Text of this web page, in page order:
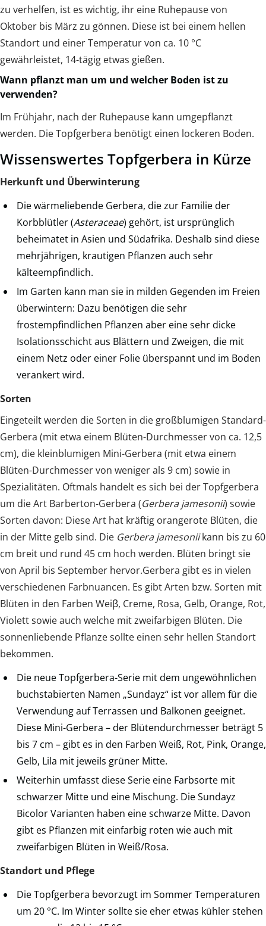
zu verhelfen, ist es wichtig, ihr eine Ruhepause von
Oktober bis März zu gönnen. Diese ist bei einem hellen
Standort und einer Temperatur von ca. 10 °C
gewährleistet, 14-tägig etwas gießen.
Wann pflanzt man um und welcher Boden ist zu
verwenden?
Im Frühjahr, nach der Ruhepause kann umgepflanzt
werden. Die Topfgerbera benötigt einen lockeren Boden.
Wissenswertes Topfgerbera in Kürze
Herkunft und Überwinterung
Die wärmeliebende Gerbera, die zur Familie der
Korbblütler (Asteraceae) gehört, ist ursprünglich
beheimatet in Asien und Südafrika. Deshalb sind diese
mehrjährigen, krautigen Pflanzen auch sehr
kälteempfindlich.
Im Garten kann man sie in milden Gegenden im Freien
überwintern: Dazu benötigen die sehr
frostempfindlichen Pflanzen aber eine sehr dicke
Isolationsschicht aus Blättern und Zweigen, die mit
einem Netz oder einer Folie überspannt und im Boden
verankert wird.
Sorten
Eingeteilt werden die Sorten in die großblumigen Standard-
Gerbera (mit etwa einem Blüten-Durchmesser von ca. 12,5
cm), die kleinblumigen Mini-Gerbera (mit etwa einem
Blüten-Durchmesser von weniger als 9 cm) sowie in
Spezialitäten. Oftmals handelt es sich bei der Topfgerbera
um die Art Barberton-Gerbera (Gerbera jamesonii) sowie
Sorten davon: Diese Art hat kräftig orangerote Blüten, die
in der Mitte gelb sind. Die Gerbera jamesoniikann bis zu 60
cm breit und rund 45 cm hoch werden. Blüten bringt sie
von April bis September hervor.Gerbera gibt es in vielen
verschiedenen Farbnuancen. Es gibt Arten bzw. Sorten mit
Blüten in den Farben Weiβ, Creme, Rosa, Gelb, Orange, Rot,
Violett sowie auch welche mit zweifarbigen Blüten. Die
sonnenliebende Pflanze sollte einen sehr hellen Standort
bekommen.
Die neue Topfgerbera-Serie mit dem ungewöhnlichen
buchstabierten Namen „Sundayz“ ist vor allem für die
Verwendung auf Terrassen und Balkonen geeignet.
Diese Mini-Gerbera – der Blütendurchmesser beträgt 5
bis 7 cm – gibt es in den Farben Weiß, Rot, Pink, Orange,
Gelb, Lila mit jeweils grüner Mitte.
Weiterhin umfasst diese Serie eine Farbsorte mit
schwarzer Mitte und eine Mischung. Die Sundayz
Bicolor Varianten haben eine schwarze Mitte. Davon
gibt es Pflanzen mit einfarbig roten wie auch mit
zweifarbigen Blüten in Weiß/Rosa.
Standort und Pflege
Die Topfgerbera bevorzugt im Sommer Temperaturen
um 20 °C. Im Winter sollte sie eher etwas kühler stehen